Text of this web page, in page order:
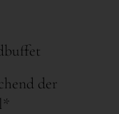
der